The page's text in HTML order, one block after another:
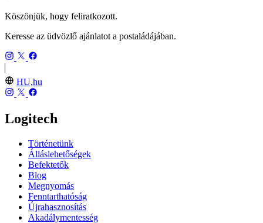
Köszönjük, hogy feliratkozott.
Keresse az üdvözlő ajánlatot a postaládájában.
HU,hu
Logitech
Történetünk
Álláslehetőségek
Befektetők
Blog
Megnyomás
Fenntarthatóság
Újrahasznosítás
Akadálymentesség